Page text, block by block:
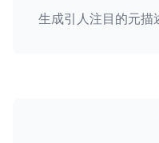
生成引人注目的元描